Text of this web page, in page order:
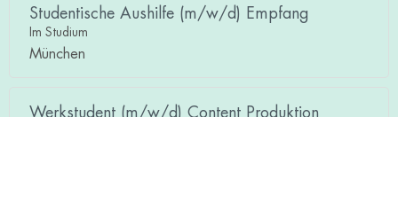
Studentische Aushilfe (m/w/d) Empfang
Im Studium
München
Werkstudent (m/w/d) Content Produktion